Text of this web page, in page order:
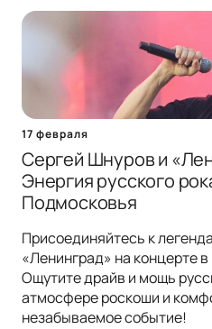
17 февраля
Сергей Шнуров и
Энергия русского
Подмосковья
Присоединяйтесь к
«Ленинград» на концерте
Ощутите драйв и мощь
атмосфере роскоши и
незабываемое событие!